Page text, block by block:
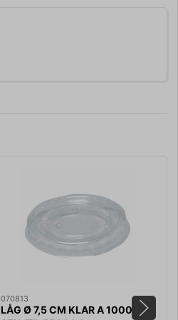
070813
LÅG Ø 7,5 CM KLAR A 1000